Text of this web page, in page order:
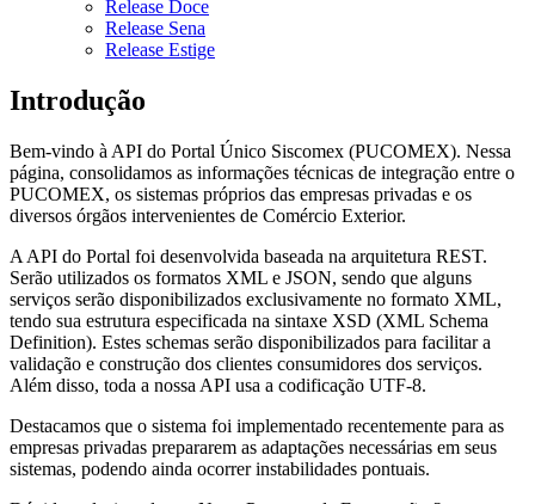
Release Doce
Release Sena
Release Estige
Introdução
Bem-vindo à API do Portal Único Siscomex (PUCOMEX). Nessa
página, consolidamos as informações técnicas de integração entre o
PUCOMEX, os sistemas próprios das empresas privadas e os
diversos órgãos intervenientes de Comércio Exterior.
A API do Portal foi desenvolvida baseada na arquitetura REST.
Serão utilizados os formatos XML e JSON, sendo que alguns
serviços serão disponibilizados exclusivamente no formato XML,
tendo sua estrutura especificada na sintaxe XSD (XML Schema
Definition). Estes schemas serão disponibilizados para facilitar a
validação e construção dos clientes consumidores dos serviços.
Além disso, toda a nossa API usa a codificação UTF-8.
Destacamos que o sistema foi implementado recentemente para as
empresas privadas prepararem as adaptações necessárias em seus
sistemas, podendo ainda ocorrer instabilidades pontuais.